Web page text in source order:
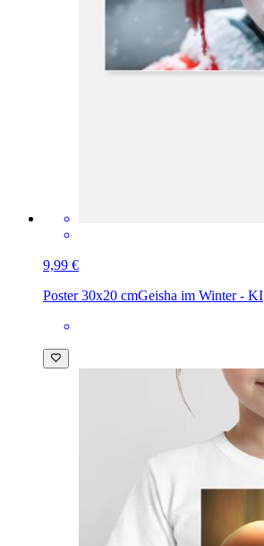
9,99 €
Poster 30x20 cmGeisha im Winter - KI